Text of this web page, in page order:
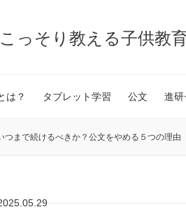
っそり教える子供教
は？ タブレット学習 公文 進研
つまで続けるべきか？公文をやめる５つの理由